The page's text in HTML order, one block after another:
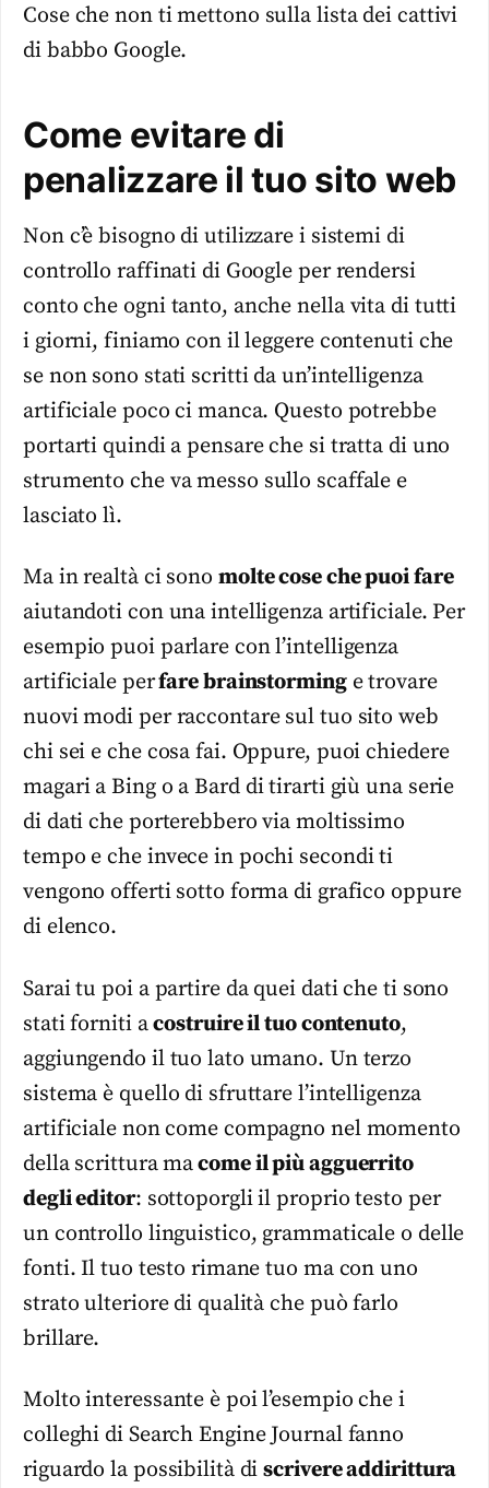
Cose che non ti mettono sulla lista dei cattivi
di babbo Google.
Come evitare di
penalizzare il tuo sito web
Non c’è bisogno di utilizzare i sistemi di
controllo raffinati di Google per rendersi
conto che ogni tanto, anche nella vita di tutti
i giorni, finiamo con il leggere contenuti che
se non sono stati scritti da un’intelligenza
artificiale poco ci manca. Questo potrebbe
portarti quindi a pensare che si tratta di uno
strumento che va messo sullo scaffale e
lasciato lì.
Ma in realtà ci sono molte cose che puoi fare
aiutandoti con una intelligenza artificiale. Per
esempio puoi parlare con l’intelligenza
artificiale perfare brainstorminge trovare
nuovi modi per raccontare sul tuo sito web
chi sei e che cosa fai. Oppure, puoi chiedere
magari a Bing o a Bard di tirarti giù una serie
di dati che porterebbero via moltissimo
tempo e che invece in pochi secondi ti
vengono offerti sotto forma di grafico oppure
di elenco.
Sarai tu poi a partire da quei dati che ti sono
stati forniti acostruire il tuo contenuto,
aggiungendo il tuo lato umano. Un terzo
sistema è quello di sfruttare l’intelligenza
artificiale non come compagno nel momento
della scrittura macome il più agguerrito
degli editor: sottoporgli il proprio testo per
un controllo linguistico, grammaticale o delle
fonti. Il tuo testo rimane tuo ma con uno
strato ulteriore di qualità che può farlo
brillare.
Molto interessante è poi l’esempio che i
colleghi di Search Engine Journal fanno
riguardo la possibilità discrivere addirittura